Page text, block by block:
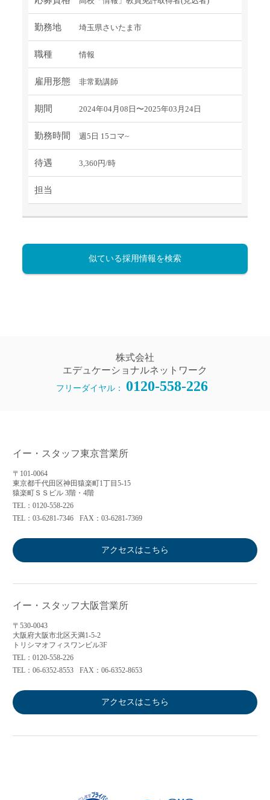
勤務地 埼玉県さいたま市
職種 情報
雇用形態 非常勤講師
期間 2024年04月08日〜2025年03月24日
勤務時間 週5日 15コマ~
待遇 3,360円/時
担当
似ている採用情報を検索
株式会社
エデュケーショナルネットワーク
フリーダイヤル： 0120-558-226
イー・スタッフ東京営業所
〒101-0064
東京都千代田区神田猿楽町1丁目5-15
猿楽町ＳＳビル 3階・4階
TEL：0120-558-226
TEL：03-6281-7346
FAX：03-6281-7369
アクセスはこちら
イー・スタッフ大阪営業所
〒530-0043
大阪府大阪市北区天満1-5-2
トリシマオフィスワンビル3F
TEL：0120-558-226
TEL：06-6352-8553
FAX：06-6352-8653
アクセスはこちら